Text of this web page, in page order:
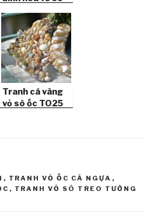
Tranh cá vàng
vỏ sò ốc TO25
, TRANH VỎ ỐC CÁ NGỰA ,
, TRANH VỎ SÒ TREO TƯỜNG